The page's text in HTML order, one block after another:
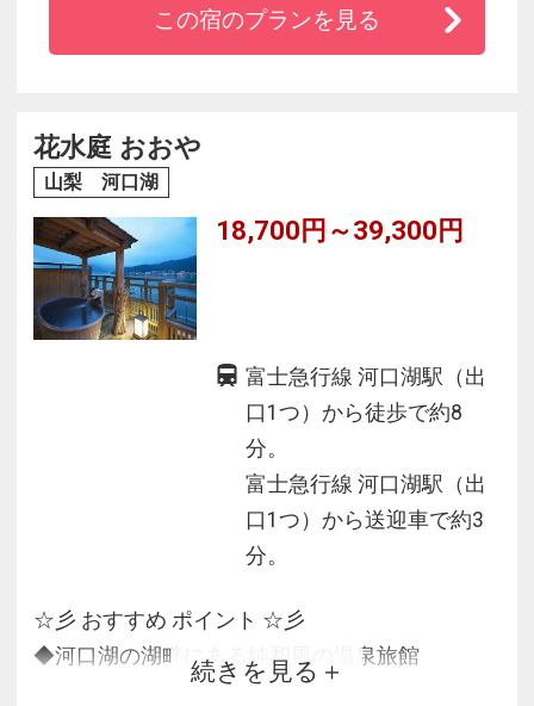
◆夕食は季節の食材を活かした8品の洋食フルコ
この宿のプランを見る
花水庭 おおや
山梨 河口湖
18,700円～39,300円
富士急行線 河口湖駅（出
口1つ）から徒歩で約8
分。
富士急行線 河口湖駅（出
口1つ）から送迎車で約3
分。
☆彡 おすすめ ポイント ☆彡
◆河口湖の湖畔にある純和風の温泉旅館
◆中庭の滝が奏でる水音がゆったりとした雰囲
続きを見る